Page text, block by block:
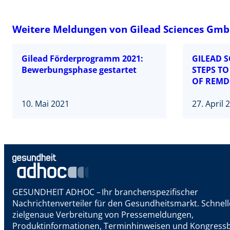
Weitere Meldungen von Gilead Sciences
Gilead Förderprogramm 2021:
Bewerbungsphase gestartet
10. Mai 2021
GILEAD
STEPS
OF
27. April
GESUNDHEIT ADHOC – Ihr branchenspezifischer
Nachrichtenverteiler für den Gesundheitsmarkt.
zielgenaue Verbreitung von Pressemeldungen,
Produktinformationen, Terminhinweisen und